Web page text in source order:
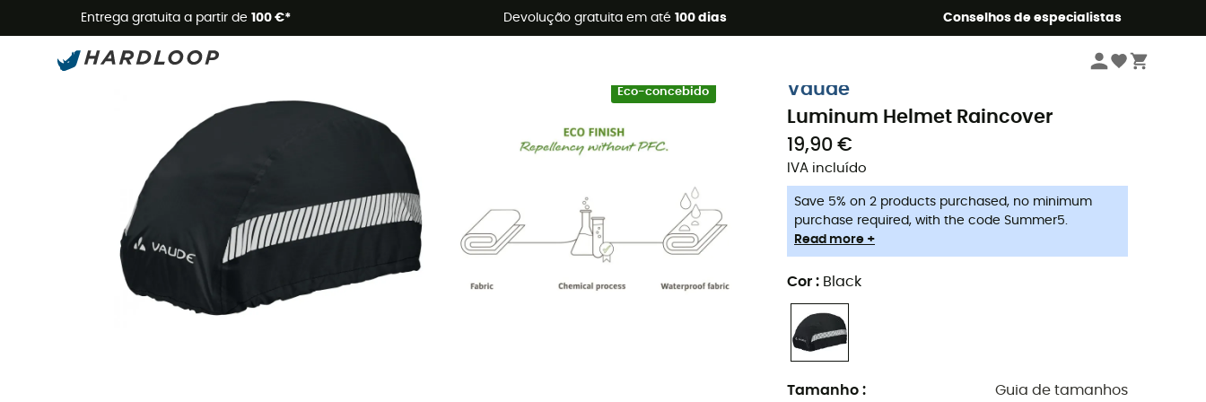
Entrega gratuita a partir de 100 €* Devolução gratuita em até 100 dias Conselhos de especialistas
Promoções de verão 🔥 -5% EXTRA a partir de 2 produtos* com o código Summer5
Eco-concebido
Vaude
Luminum Helmet Raincover
19,90 €
IVA incluído
Save 5% on 2 products purchased, no minimum
purchase required, with the code Summer5.
Read more +
Cor : Black
Tamanho : Guia de tamanhos